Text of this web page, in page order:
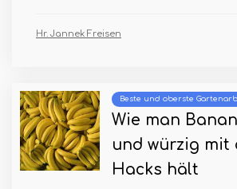
Hr. Jannek Freisen
Beste und oberste
Wie man
und würzig mit
Hacks hält